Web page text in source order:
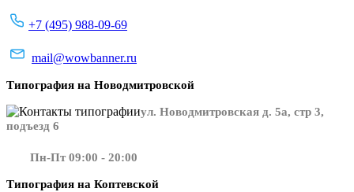
+7 (495) 988-09-69
mail@wowbanner.ru
Типография на Новодмитровской
ул. Новодмитровская д. 5а, стр 3,
подъезд 6
Пн-Пт 09:00 - 20:00
Типография на Коптевской